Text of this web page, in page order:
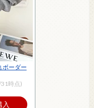
ボーダー
時点)